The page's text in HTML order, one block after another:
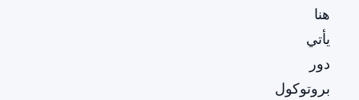
هنا
يأتي
دور
بروتوكول